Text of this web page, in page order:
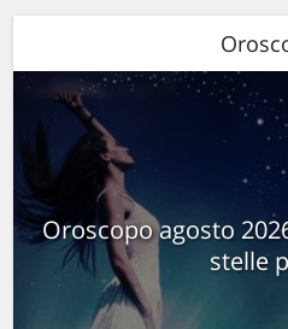
Oroscopo agosto
stelle